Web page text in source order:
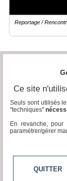
Blogs
annuaire
éditeur
Reportage /
tvlocale.fr
Ce site
Seuls sont utilisés
"techniques"
En revanche,
paramétrer/gérer
QUITTER